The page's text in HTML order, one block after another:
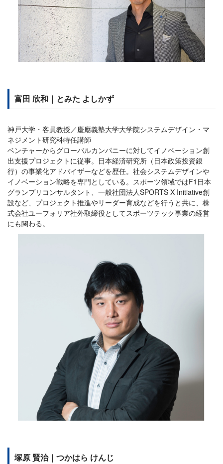
富田 欣和｜とみた よしかず
神戸大学・客員教授／慶應義塾大学大学院システムデザイン・マ
ネジメント研究科特任講師
ベンチャーからグローバルカンパニーに対してイノベーション創
出支援プロジェクトに従事。日本経済研究所（日本政策投資銀
行）の事業化アドバイザーなどを歴任。社会システムデザインや
イノベーション戦略を専門としている。スポーツ領域ではF1日本
グランプリコンサルタント、一般社団法人SPORTS X Initiative創
設など、プロジェクト推進やリーダー育成などを行うと共に、株
式会社ユーフォリア社外取締役としてスポーツテック事業の経営
にも関わる。
塚原 賢治｜つかはら けんじ